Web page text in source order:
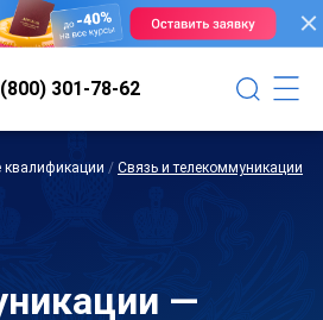
301-78-62
/ Связь и телекоммуникации
—